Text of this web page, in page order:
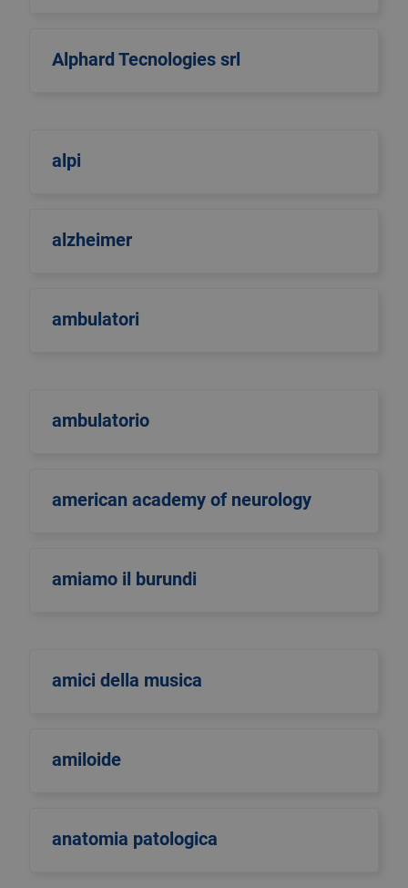
Alphard Tecnologies srl
alpi
alzheimer
ambulatori
ambulatorio
american academy of neurology
amiamo il burundi
amici della musica
amiloide
anatomia patologica